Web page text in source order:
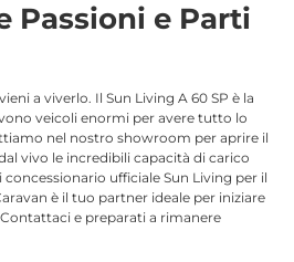
Passioni e Parti
a viverlo. Il Sun Living A 60 SP è la
veicoli enormi per avere tutto lo
nel nostro showroom per aprire il
vivo le incredibili capacità di carico
ufficiale Sun Living per il
è il tuo partner ideale per iniziare
e preparati a rimanere